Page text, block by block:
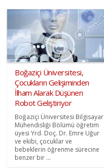
Boğaziçi Üniversitesi,
Çocukların Gelişiminden
İlham Alarak Düşünen
Robot Geliştiriyor
Boğaziçi Üniversitesi Bilgisayar
Mühendisliği Bölümü öğretim
üyesi Yrd. Doç. Dr. Emre Uğur
ve ekibi, çocuklar ve
bebeklerin öğrenme sürecine
benzer bir ...